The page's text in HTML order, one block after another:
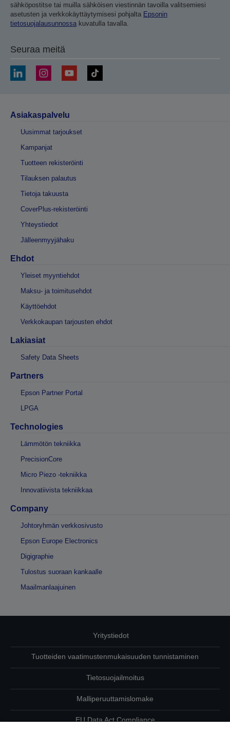
sähköpostitse tai muilla sähköisen viestinnän tavoilla valitsemiesi
asetusten ja verkkokäyttäytymisesi pohjalta Epsonin
tietosuojalausunnossa kuvatulla tavalla.
Seuraa meitä
Asiakaspalvelu
Uusimmat tarjoukset
Kampanjat
Tuotteen rekisteröinti
Tilauksen palautus
Tietoja takuusta
CoverPlus-rekisteröinti
Yhteystiedot
Jälleenmyyjähaku
Ehdot
Yleiset myyntiehdot
Maksu- ja toimitusehdot
Käyttöehdot
Verkkokaupan tarjousten ehdot
Lakiasiat
Safety Data Sheets
Partners
Epson Partner Portal
LPGA
Technologies
Lämmötön tekniikka
PrecisionCore
Micro Piezo -tekniikka
Innovatiivista tekniikkaa
Company
Johtoryhmän verkkosivusto
Epson Europe Electronics
Digigraphie
Tulostus suoraan kankaalle
Maailmanlaajuinen
Yritystiedot
Tuotteiden vaatimustenmukaisuuden tunnistaminen
Tietosuojailmoitus
Malliperuuttamislomake
EU Data Act Compliance